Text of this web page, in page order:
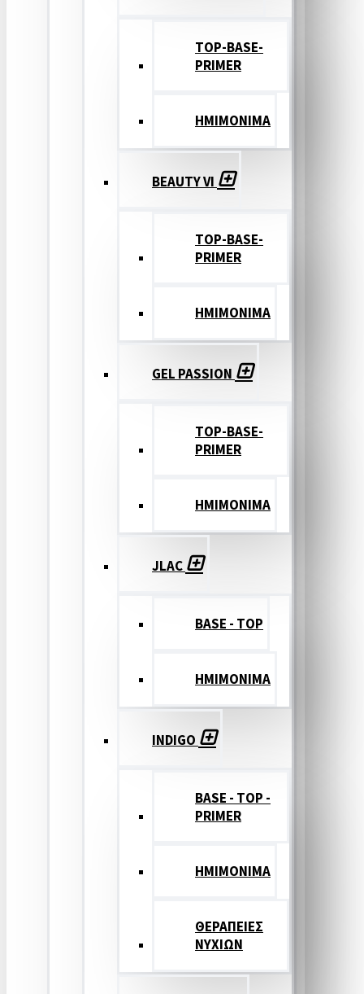
TOP-BASE-
PRIMER
ΗΜΙΜΟΝΙΜΑ
BEAUTY VI
TOP-BASE-
PRIMER
ΗΜΙΜΟΝΙΜΑ
GEL PASSION
TOP-BASE-
PRIMER
ΗΜΙΜΟΝΙΜΑ
JLAC
BASE - TOP
ΗΜΙΜΟΝΙΜΑ
INDIGO
BASE - TOP -
PRIMER
HMIMONIMA
ΘΕΡΑΠΕΙΕΣ
ΝΥΧΙΩΝ